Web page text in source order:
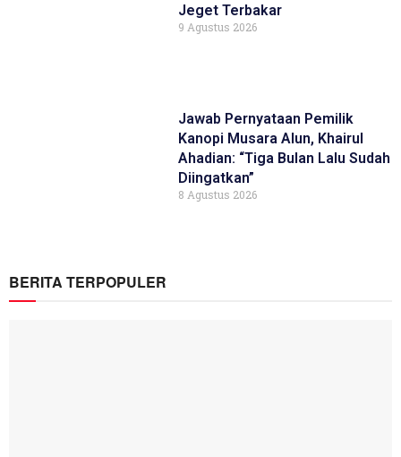
Jeget Terbakar
9 Agustus 2026
Jawab Pernyataan Pemilik
Kanopi Musara Alun, Khairul
Ahadian: “Tiga Bulan Lalu Sudah
Diingatkan”
8 Agustus 2026
BERITA TERPOPULER